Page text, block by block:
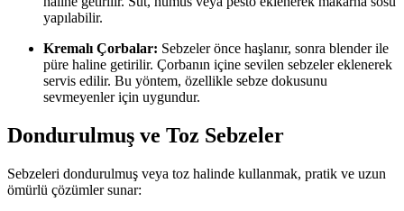
yapılabilir.
Kremalı Çorbalar: Sebzeler önce haşlanır, sonra blender ile
püre haline getirilir. Çorbanın içine sevilen sebzeler eklenerek
servis edilir. Bu yöntem, özellikle sebze dokusunu
sevmeyenler için uygundur.
Dondurulmuş ve Toz Sebzeler
Sebzeleri dondurulmuş veya toz halinde kullanmak, pratik ve uzun
ömürlü çözümler sunar: